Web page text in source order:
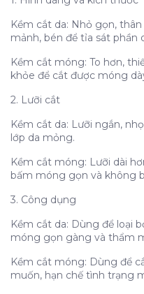
Kềm cắt da: Nhỏ gọn,
mảnh, bén để tỉa sát phần
Kềm cắt móng: To hơn,
khỏe để cắt được móng
2. Lưỡi cắt
Kềm cắt da: Lưỡi ngắn,
lớp da mỏng.
Kềm cắt móng: Lưỡi dài
bấm móng gọn và không
3. Công dụng
Kềm cắt da: Dùng để loại
móng gọn gàng và thẩm
Kềm cắt móng: Dùng để
muốn, hạn chế tình trạng